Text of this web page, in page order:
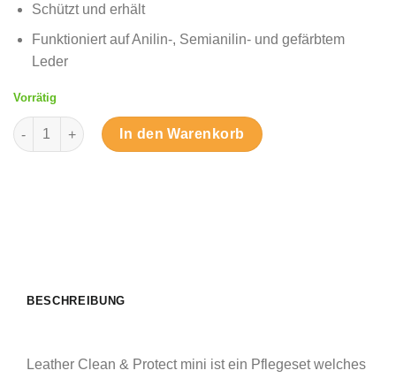
Schützt und erhält
Funktioniert auf Anilin-, Semianilin- und gefärbtem
Leder
Vorrätig
Lederpflege die reinigt und schützt - Komplettes Set Menge
In den Warenkorb
BESCHREIBUNG
Leather Clean & Protect mini ist ein Pflegeset welches